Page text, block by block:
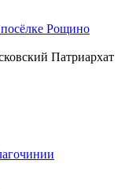
Рощино
Патриархат